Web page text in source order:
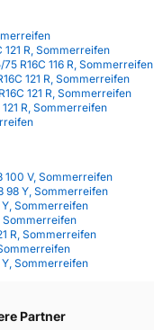
121 R, Sommerreifen
R16C 116 R, Sommerreifen
121 R, Sommerreifen
121 R, Sommerreifen
R, Sommerreifen
100 V, Sommerreifen
98 Y, Sommerreifen
Y, Sommerreifen
Sommerreifen
R, Sommerreifen
Sommerreifen
Partner